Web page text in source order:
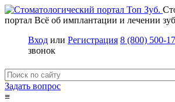
портал Всё об имплантации и лечении
Вход или Регистрация 8 (800) 500-
звонок
Задать вопрос
≡